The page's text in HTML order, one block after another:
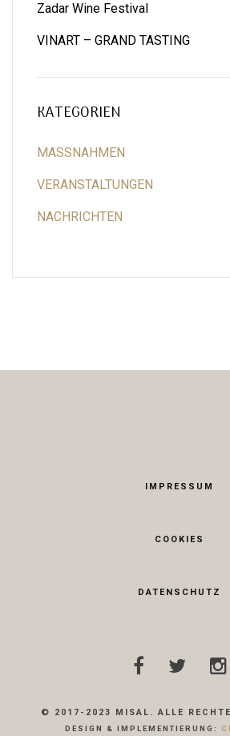
Zadar Wine Festival
VINART – GRAND TASTING
KATEGORIEN
MASSNAHMEN
VERANSTALTUNGEN
NACHRICHTEN
IMPRESSUM
COOKIES
DATENSCHUTZ
© 2017-2023 MISAL. ALLE RECHTE
DESIGN & IMPLEMENTIERUNG: